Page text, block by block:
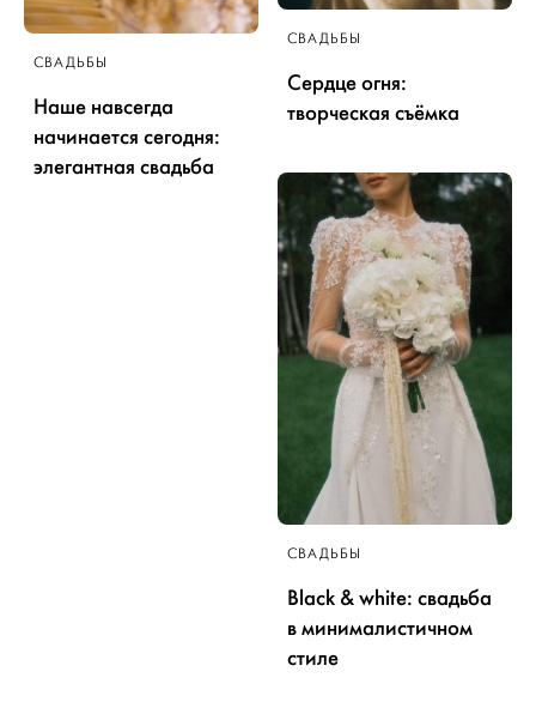
СВАДЬБЫ
Наше навсегда
начинается сегодня:
элегантная свадьба
СВАДЬБЫ
Сердце огня:
творческая съёмка
СВАДЬБЫ
Black & white: свадьба
в минималистичном
стиле